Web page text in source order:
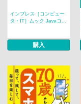
インプレス［コンピュー
タ・IT］ムック Javaコ...
購入